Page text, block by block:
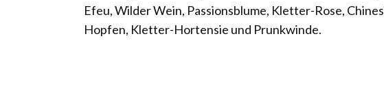
Efeu, Wilder Wein, Passionsblume, Kletter-Rose,
Hopfen, Kletter-Hortensie und Prunkwinde.